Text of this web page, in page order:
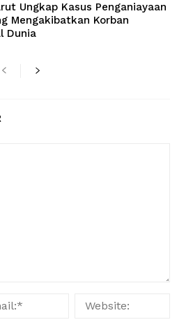
Ungkap Kasus Penganiayaan
Mengakibatkan Korban
Dunia